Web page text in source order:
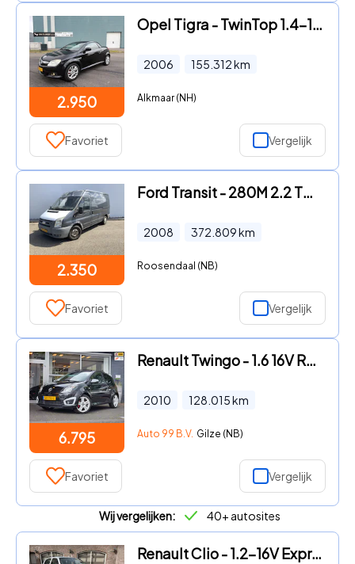
2.950
Opel Tigra - TwinTop 1.4-16V Cosmo Automaat 90 PK.
2006 155.312km
Alkmaar (NH)
Favoriet Vergelijk
2.350
Ford Transit - 280M 2.2 TDCI HD Dub Schuifdeur Trekhaak 2450 kg
2008 372.809km
Roosendaal (NB)
Favoriet Vergelijk
6.795
Renault Twingo - 1.6 16V RS Gordini PANO / AIRCO / 130PK
2010 128.015km
Auto 99 B.V. Gilze (NB)
Favoriet Vergelijk
Wij vergelijken: 40+ autosites
Renault Clio - 1.2-16V Expression